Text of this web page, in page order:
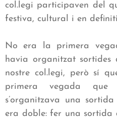
col.legi participaven del
festiva, cultural i en
No era la primera
havia organitzat sortides
nostre col.legi, però sí
primera vegada
s’organitzava una
era doble: fer una sortida